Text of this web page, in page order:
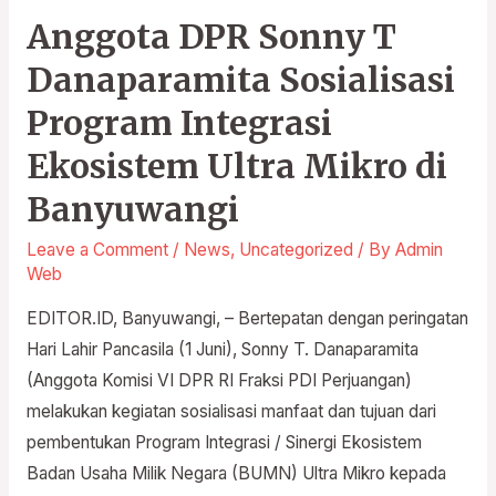
Anggota DPR Sonny T
Danaparamita Sosialisasi
Program Integrasi
Ekosistem Ultra Mikro di
Banyuwangi
Leave a Comment / News, Uncategorized / By Admin
Web
EDITOR.ID, Banyuwangi, – Bertepatan dengan peringatan
Hari Lahir Pancasila (1 Juni), Sonny T. Danaparamita
(Anggota Komisi VI DPR RI Fraksi PDI Perjuangan)
melakukan kegiatan sosialisasi manfaat dan tujuan dari
pembentukan Program Integrasi / Sinergi Ekosistem
Badan Usaha Milik Negara (BUMN) Ultra Mikro kepada
Mikro
di
Banyuwangi